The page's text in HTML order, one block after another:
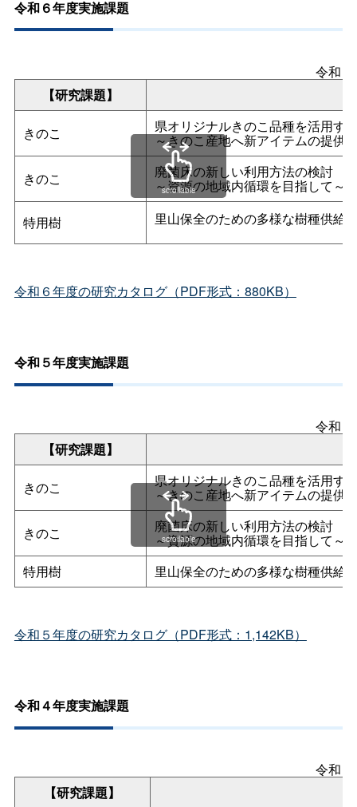
令和６年度実施課題
令和
【研究課題】
きのこ 県オリジナルきのこ品種を活用す
～きのこ産地へ新アイテムの提供
きのこ 廃菌床の新しい利用方法の検討
～資源の地域内循環を目指して～
特用樹
里山保全のための多様な樹種供給
scrollable
令和６年度の研究カタログ（PDF形式：880KB）
令和５年度実施課題
令和
【研究課題】
きのこ 県オリジナルきのこ品種を活用す
～きのこ産地へ新アイテムの提供
きのこ 廃菌床の新しい利用方法の検討
～資源の地域内循環を目指して～
特用樹
里山保全のための多様な樹種供給
scrollable
令和５年度の研究カタログ（PDF形式：1,142KB）
令和４年度実施課題
令和
【研究課題】